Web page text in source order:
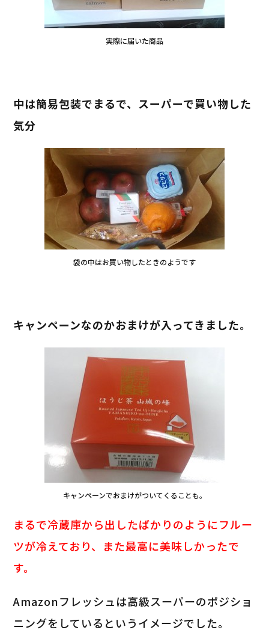
実際に届いた商品
中は簡易包装でまるで、スーパーで買い物した
気分
袋の中はお買い物したときのようです
キャンペーンなのかおまけが入ってきました。
キャンペーンでおまけがついてくることも。
まるで冷蔵庫から出したばかりのようにフルー
ツが冷えており、また最高に美味しかったで
す。
Amazonフレッシュは高級スーパーのポジショ
ニングをしているというイメージでした。